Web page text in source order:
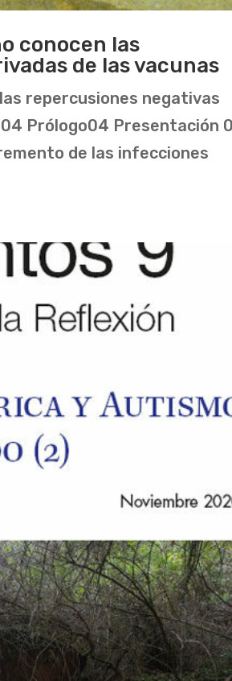
conocen las
de las vacunas
repercusiones negativas
04 Prólogo04 Presentación
de las infecciones